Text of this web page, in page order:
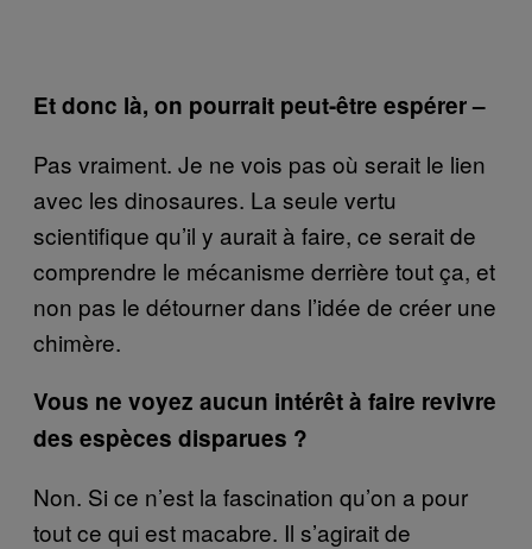
Et donc là, on pourrait peut-être espérer –
Pas vraiment. Je ne vois pas où serait le lien
avec les dinosaures. La seule vertu
scientifique qu’il y aurait à faire, ce serait de
comprendre le mécanisme derrière tout ça, et
non pas le détourner dans l’idée de créer une
chimère.
Vous ne voyez aucun intérêt à faire revivre
des espèces disparues ?
Non. Si ce n’est la fascination qu’on a pour
tout ce qui est macabre. Il s’agirait de